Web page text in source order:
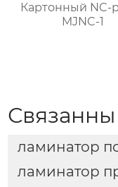
Картонный NC-
MJNC-1
ламинатор
ламинатор